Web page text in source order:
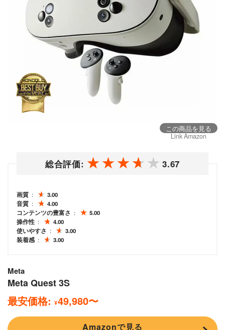
この商品を見る
Link Amazon
総合評価: 3.67
画質
3.00
音質
4.00
コンテンツの豊富さ
5.00
操作性
4.00
使いやすさ
3.00
装着感
3.00
Meta
Meta Quest 3S
最安価格: ¥49,980〜
Amazonで見る